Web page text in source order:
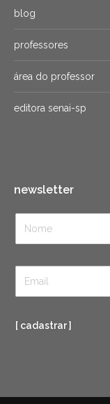
blog
professores
área do professor
editora senai-sp
newsletter
[ cadastrar ]